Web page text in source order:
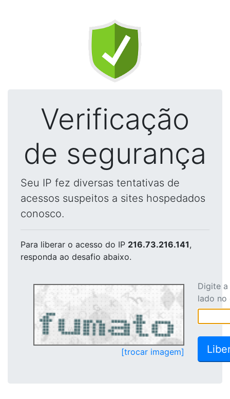
Verificação
de segurança
Seu IP fez diversas tentativas de
acessos suspeitos a sites hospedados
conosco.
Para liberar o acesso do IP 216.73.216.141,
responda ao desafio abaixo.
[trocar imagem]
Digite
lado no